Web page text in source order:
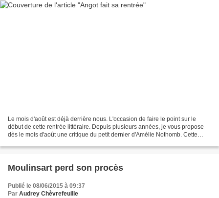
Le mois d'août est déjà derrière nous. L'occasion de faire le point sur le
début de cette rentrée littéraire. Depuis plusieurs années, je vous propose
dès le mois d'août une critique du petit dernier d'Amélie Nothomb. Cette
Moulinsart perd son procès
Publié le 08/06/2015 à 09:37
Par Audrey Chèvrefeuille